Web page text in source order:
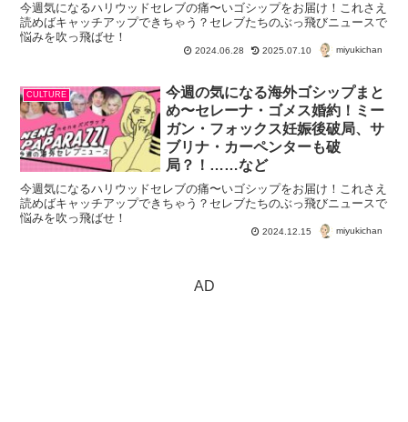
今週気になるハリウッドセレブの痛〜いゴシップをお届け！これさえ
読めばキャッチアップできちゃう？セレブたちのぶっ飛びニュースで
悩みを吹っ飛ばせ！
2024.06.28 2025.07.10 miyukichan
CULTURE
今週の気になる海外ゴシップまと
め〜セレーナ・ゴメス婚約！ミー
ガン・フォックス妊娠後破局、サ
ブリナ・カーペンターも破
局？！……など
今週気になるハリウッドセレブの痛〜いゴシップをお届け！これさえ
読めばキャッチアップできちゃう？セレブたちのぶっ飛びニュースで
悩みを吹っ飛ばせ！
2024.12.15 miyukichan
AD